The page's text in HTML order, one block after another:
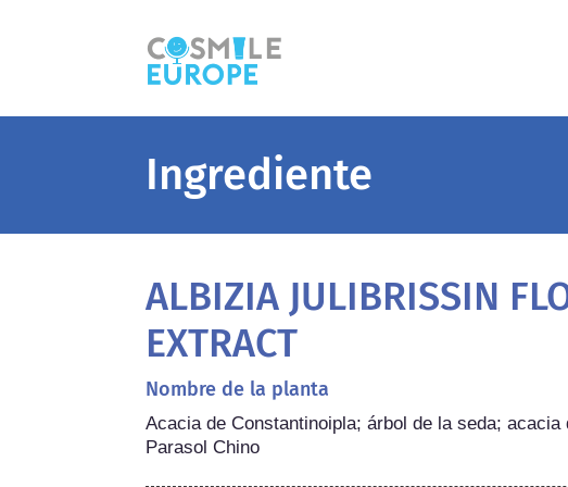
Ingrediente
ALBIZIA JULIBRISSIN
EXTRACT
Nombre de la planta
Acacia de Constantinoipla; árbol de la seda; acacia
Parasol Chino